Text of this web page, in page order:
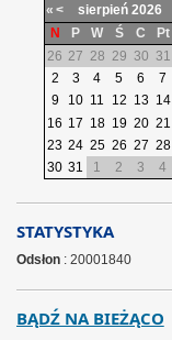
« < sierpień 2026
N
P W Ś C Pt
26 27 28 29 30 31
2
3 4 5 6 7
9
10 11 12 13 14
16 17 18 19 20 21
23 24 25 26 27 28
30 31 1 2 3 4
STATYSTYKA
Odsłon: 20001840
BĄDŹ NA BIEŻĄCO